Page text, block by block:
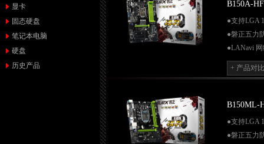
显卡
固态硬盘
笔记本电脑
硬盘
历史产品
B150A-
●支持LGA
●磐正五力
●LANavi
●Q-FLASH
●Q-BOOT
●网吧无盘
+ 产品对比
B150ML-
●支持LGA
●磐正五力